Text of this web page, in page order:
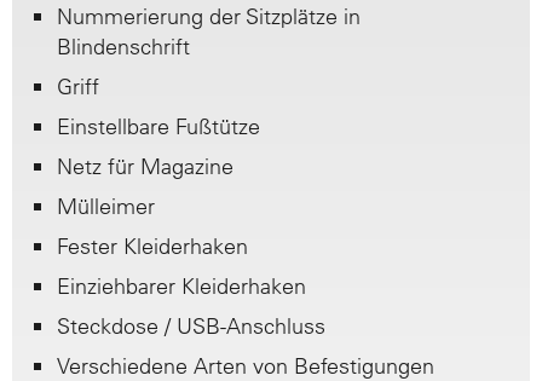
Nummerierung der Sitzplätze in
Blindenschrift
Griff
Einstellbare Fußtütze
Netz für Magazine
Mülleimer
Fester Kleiderhaken
Einziehbarer Kleiderhaken
Steckdose / USB-Anschluss
Verschiedene Arten von Befestigungen